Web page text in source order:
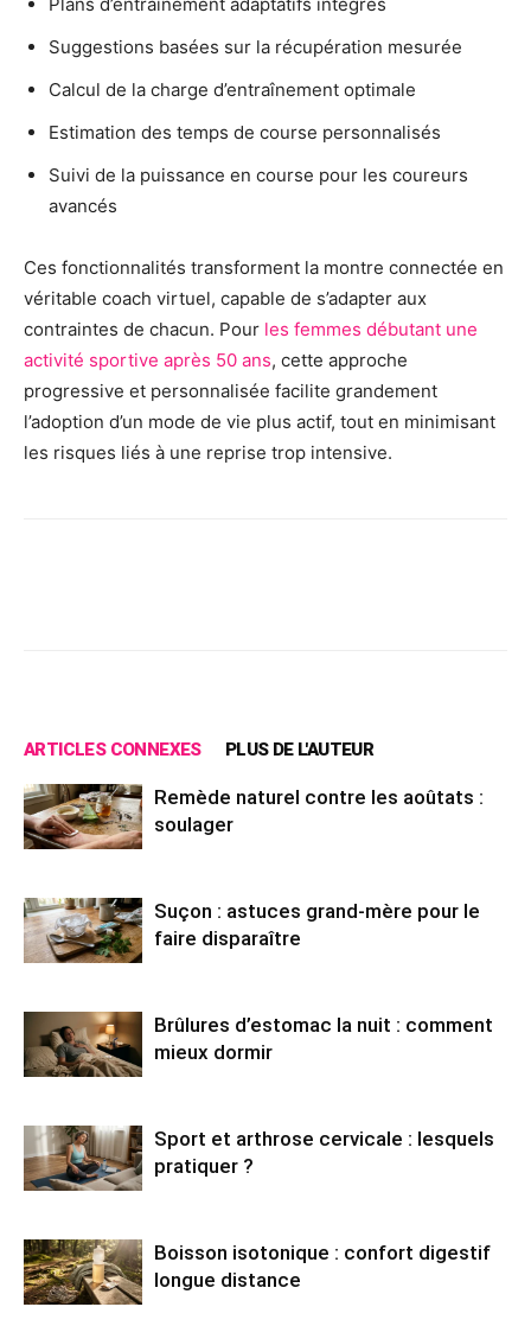
Suggestions basées sur la récupération mesurée
Calcul de la charge d’entraînement optimale
Estimation des temps de course personnalisés
Suivi de la puissance en course pour les coureurs
avancés
Ces fonctionnalités transforment la montre connectée en
véritable coach virtuel, capable de s’adapter aux
contraintes de chacun. Pour les femmes débutant une
activité sportive après 50 ans, cette approche
progressive et personnalisée facilite grandement
l’adoption d’un mode de vie plus actif, tout en minimisant
les risques liés à une reprise trop intensive.
ARTICLES CONNEXES PLUS DE L'AUTEUR
Remède naturel contre les aoûtats :
soulager
Suçon : astuces grand-mère pour le
faire disparaître
Brûlures d’estomac la nuit : comment
mieux dormir
Sport et arthrose cervicale : lesquels
pratiquer ?
Boisson isotonique : confort digestif
longue distance